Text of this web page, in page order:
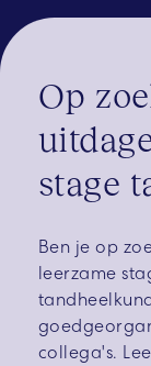
Op
stage
Ben je op
leerzame
collega's.